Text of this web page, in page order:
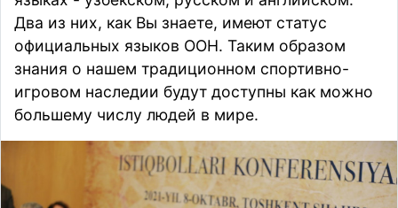
Два из них, как Вы знаете, имеют статус
официальных языков ООН. Таким образом
знания о нашем традиционном спортивно-
игровом наследии будут доступны как можно
большему числу людей в мире.